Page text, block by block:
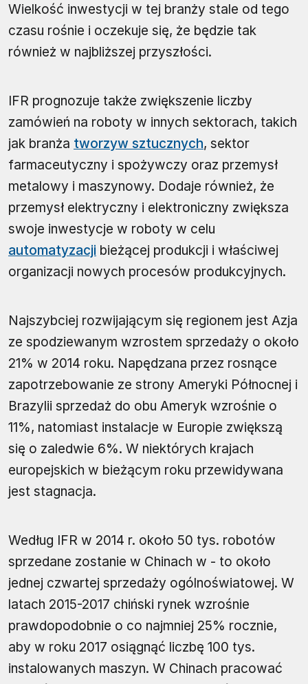
Wielkość inwestycji w tej branży stale od tego
czasu rośnie i oczekuje się, że będzie tak
również w najbliższej przyszłości.
IFR prognozuje także zwiększenie liczby
zamówień na roboty w innych sektorach, takich
jak branża tworzyw sztucznych, sektor
farmaceutyczny i spożywczy oraz przemysł
metalowy i maszynowy. Dodaje również, że
przemysł elektryczny i elektroniczny zwiększa
swoje inwestycje w roboty w celu
automatyzacji bieżącej produkcji i właściwej
organizacji nowych procesów produkcyjnych.
Najszybciej rozwijającym się regionem jest Azja
ze spodziewanym wzrostem sprzedaży o około
21% w 2014 roku. Napędzana przez rosnące
zapotrzebowanie ze strony Ameryki Północnej i
Brazylii sprzedaż do obu Ameryk wzrośnie o
11%, natomiast instalacje w Europie zwiększą
się o zaledwie 6%. W niektórych krajach
europejskich w bieżącym roku przewidywana
jest stagnacja.
Według IFR w 2014 r. około 50 tys. robotów
sprzedane zostanie w Chinach w - to około
jednej czwartej sprzedaży ogólnoświatowej. W
latach 2015-2017 chiński rynek wzrośnie
prawdopodobnie o co najmniej 25% rocznie,
aby w roku 2017 osiągnąć liczbę 100 tys.
instalowanych maszyn. W Chinach pracować